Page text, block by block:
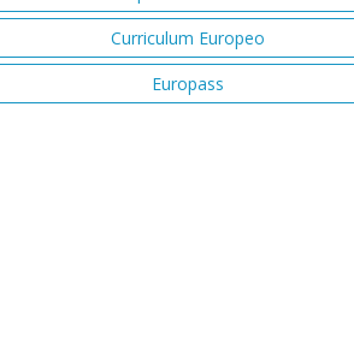
Curriculum Europeo
Europass